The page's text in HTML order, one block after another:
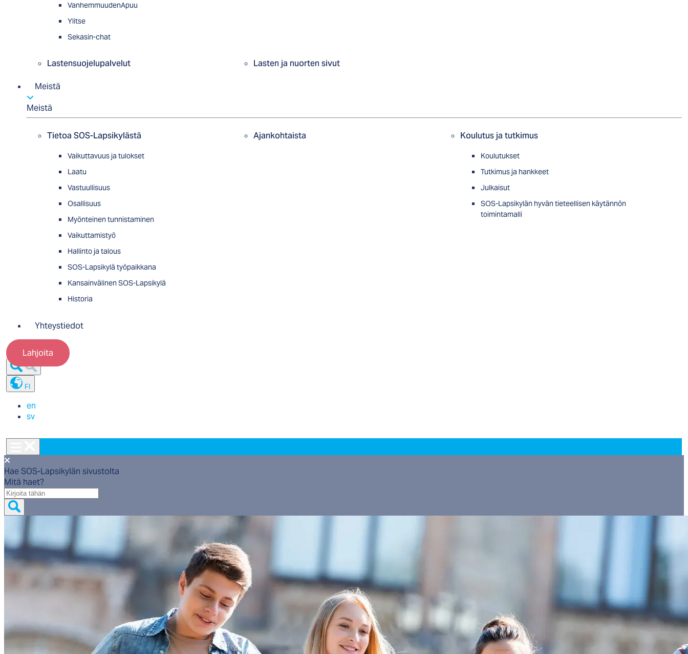
VanhemmuudenApuu
Ylitse
Sekasin-chat
Lastensuojelupalvelut Lasten ja nuorten sivut
Meistä
Meistä
Tietoa SOS-Lapsikylästä
Vaikuttavuus ja tulokset
Laatu
Vastuullisuus
Osallisuus
Myön­tei­nen tun­nis­ta­minen
Vaikuttamistyö
Hallinto ja talous
SOS-Lapsikylä työpaikkana
Kansainvälinen SOS-Lapsikylä
Historia
Ajankohtaista Koulutus ja tutkimus
Koulutukset
Tutkimus ja hankkeet
Julkaisut
SOS-Lapsikylän hyvän tieteellisen käytännön
toimintamalli
Yhteystiedot
Lahjoita
FI
en
sv
Hae SOS-Lapsikylän sivustolta
Mitä haet?
Mitä
haet?